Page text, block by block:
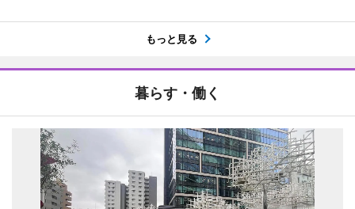
もっと見る
暮らす・働く